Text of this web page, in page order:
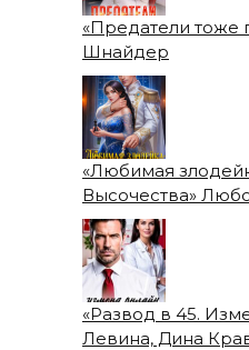
«Предатели тоже
Шнайдер
«Любимая
Высочества»
«Развод в 45.
Левина, Дина